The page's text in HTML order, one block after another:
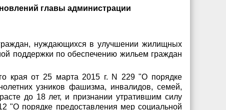
главы администрации
нуждающихся в улучшении жилищных
поддержки по обеспечению жильем граждан
края от 25 марта 2015 г. N 229 "О порядке
узников фашизма, инвалидов, семей,
до 18 лет, и признании утратившим силу
"О порядке предоставления мер социальной